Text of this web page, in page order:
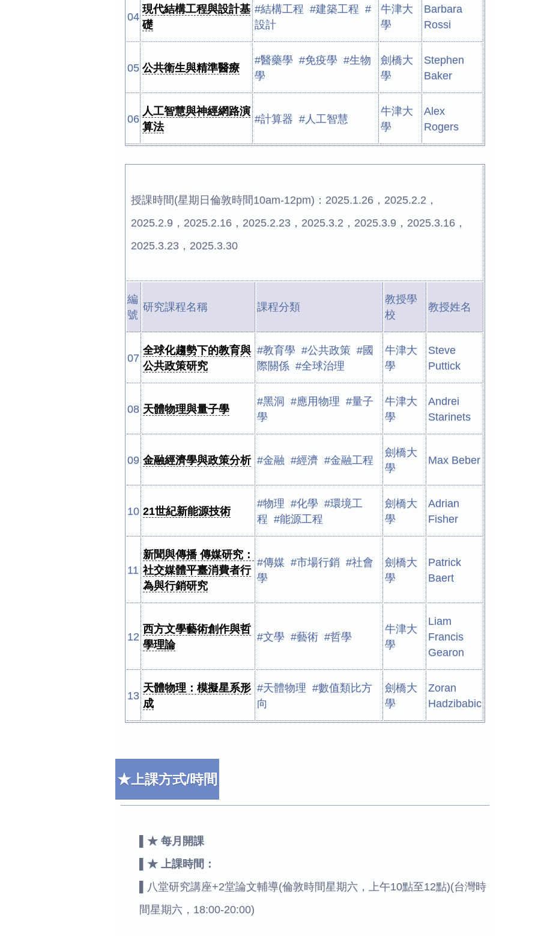
04
現代結構工程與設計基
礎
#結構工程 #建築工程 #
設計
牛津大
學
Barbara
Rossi
05 公共衛生與精準醫療
#醫藥學 #免疫學 #生物
學
劍橋大
學
Stephen
Baker
06
人工智慧與神經網路演
算法
#計算器 #人工智慧
牛津大
學
Alex
Rogers
授課時間(星期日倫敦時間10am-12pm)：2025.1.26，2025.2.2，
2025.2.9，2025.2.16，2025.2.23，2025.3.2，2025.3.9，2025.3.16，
2025.3.23，2025.3.30
編
號
研究課程名稱 課程分類
教授學
校
教授姓名
07
全球化趨勢下的教育與
公共政策研究
#教育學 #公共政策 #國
際關係 #全球治理
牛津大
學
Steve
Puttick
08 天體物理與量子學
#黑洞 #應用物理 #量子
學
牛津大
學
Andrei
Starinets
09 金融經濟學與政策分析 #金融 #經濟 #金融工程
劍橋大
學
Max Beber
10 21世紀新能源技術
#物理 #化學 #環境工
程 #能源工程
劍橋大
學
Adrian
Fisher
11
新聞與傳播 傳媒研究：
社交媒體平臺消費者行
為與行銷研究
#傳媒 #市場行銷 #社會
學
劍橋大
學
Patrick
Baert
12
西方文學藝術創作與哲
學理論
#文學 #藝術 #哲學
牛津大
學
Liam
Francis
Gearon
13
天體物理：模擬星系形
成
#天體物理 #數值類比方
向
劍橋大
學
Zoran
Hadzibabic
★上課方式/時間
★ 每月開課
★ 上課時間：
八堂研究講座+2堂論文輔導(倫敦時間星期六，上午10點至12點)(台灣時
間星期六，18:00-20:00)